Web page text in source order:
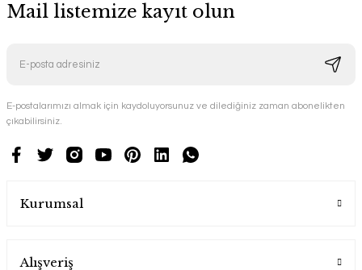
Mail listemize kayıt olun
E-postalarımızı almak için kaydoluyorsunuz ve dilediğiniz zaman abonelikten
çıkabilirsiniz.
Kurumsal
Alışveriş